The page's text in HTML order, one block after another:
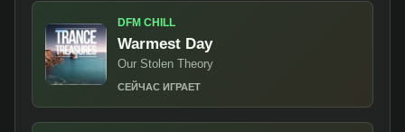
DFM CHILL
Warmest Day
Our Stolen Theory
СЕЙЧАС ИГРАЕТ